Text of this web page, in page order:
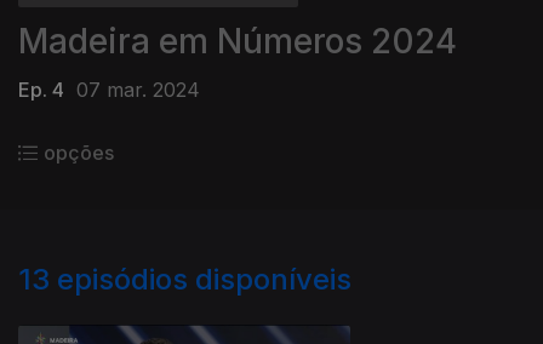
Madeira em Números 2024
Ep. 4 07 mar. 2024
opções
13 episódios disponíveis